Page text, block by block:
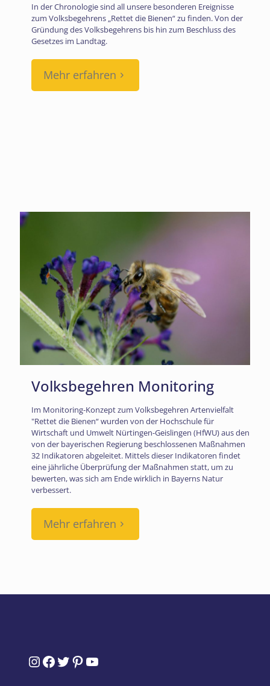
In der Chronologie sind all unsere besonderen Ereignisse
zum Volksbegehrens „Rettet die Bienen“ zu finden. Von der
Gründung des Volksbegehrens bis hin zum Beschluss des
Gesetzes im Landtag.
Mehr erfahren
Volksbegehren Monitoring
Im Monitoring-Konzept zum Volksbegehren Artenvielfalt
"Rettet die Bienen“ wurden von der Hochschule für
Wirtschaft und Umwelt Nürtingen-Geislingen (HfWU) aus den
von der bayerischen Regierung beschlossenen Maßnahmen
32 Indikatoren abgeleitet. Mittels dieser Indikatoren findet
eine jährliche Überprüfung der Maßnahmen statt, um zu
bewerten, was sich am Ende wirklich in Bayerns Natur
verbessert.
Mehr erfahren
Instagram
Facebook
Twitter
Pinterest
YouTube